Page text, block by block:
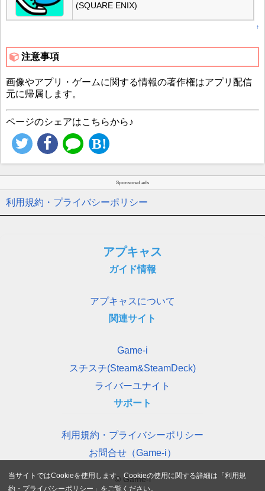
(SQUARE ENIX)
↑
注意事項
画像やアプリ・ゲームに関する情報の著作権はアプリ配信
元に帰属します。
ページのシェアはこちらから♪
Sponsored ads
利用規約・プライバシーポリシー
アプキャス
ガイド情報
アプキャスについて
関連サイト
Game-i
スチスチ(Steam&SteamDeck)
ライバーユナイト
サポート
利用規約・プライバシーポリシー
お問合せ（Game-i）
© Game-i
当サイトではCookieを使用します。Cookieの使用に関する詳細は「利用規
約・プライバシーポリシー 」をご覧ください。